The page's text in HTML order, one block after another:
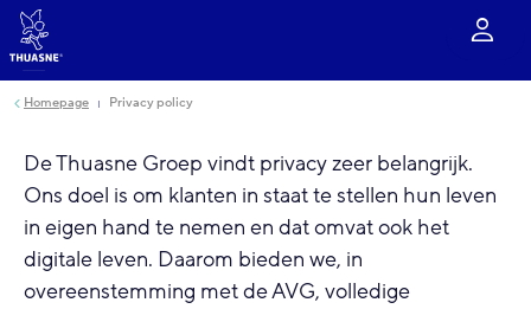
Ga naar hoofdinhoud
Homepage Privacy policy
De Thuasne Groep vindt privacy zeer belangrijk.
Ons doel is om klanten in staat te stellen hun leven
in eigen hand te nemen en dat omvat ook het
digitale leven. Daarom bieden we, in
overeenstemming met de AVG, volledige